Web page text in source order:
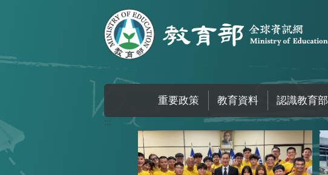
重要政策 教育資料 認識教育部
:::